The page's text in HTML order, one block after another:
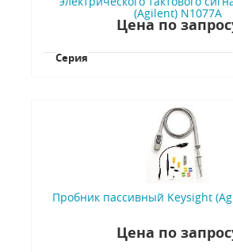
(Agilent) N1077A
Цена по
Серия
Пробник пассивный Keysight
Цена по